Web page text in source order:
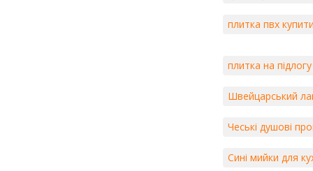
плитка пвх
плитка на
Швейцарський
Чеські душові
Сині мийки для